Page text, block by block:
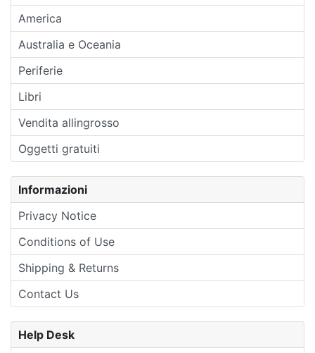
America
Australia e Oceania
Periferie
Libri
Vendita allingrosso
Oggetti gratuiti
Informazioni
Privacy Notice
Conditions of Use
Shipping & Returns
Contact Us
Help Desk